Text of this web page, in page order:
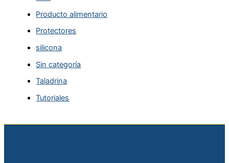
Producto alimentario
Protectores
silicona
Sin categoría
Taladrina
Tutoriales